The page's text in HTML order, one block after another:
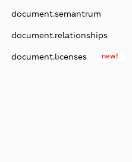
document.semantrum
document.relationships
document.licenses new!